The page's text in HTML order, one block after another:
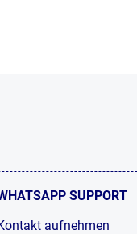
SUPPORT
aufnehmen